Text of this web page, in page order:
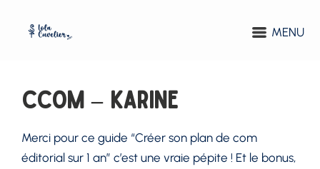
MENU
CCOM – Karine
Merci pour ce guide “Créer son plan de com
éditorial sur 1 an”c’est une vraie pépite ! Et le bonus,